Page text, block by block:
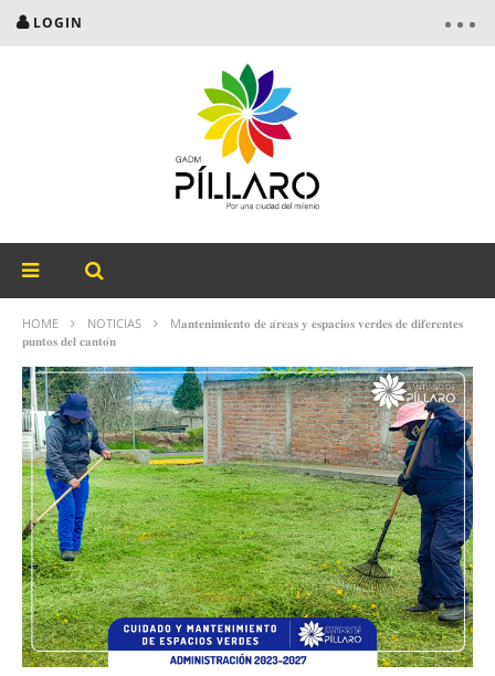
LOGIN
HOME NOTICIAS
M𝐚𝐧𝐭𝐞𝐧𝐢𝐦𝐢𝐞𝐧𝐭𝐨 𝐝𝐞 𝐚́𝐫𝐞𝐚𝐬 𝐲 𝐞𝐬𝐩𝐚𝐜𝐢𝐨𝐬 𝐯𝐞𝐫𝐝𝐞𝐬 𝐝𝐞 𝐝𝐢𝐟𝐞𝐫𝐞𝐧𝐭𝐞𝐬
𝐩𝐮𝐧𝐭𝐨𝐬 𝐝𝐞𝐥 𝐜𝐚𝐧𝐭𝐨́𝐧